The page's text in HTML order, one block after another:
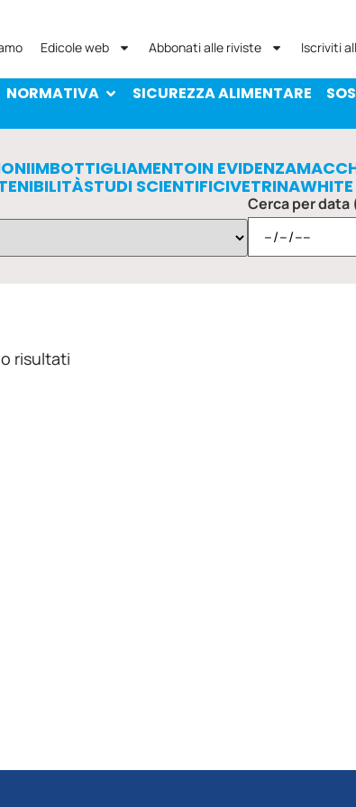
Edicole web Abbonati alle riviste Iscriviti
NORMATIVA SICUREZZA ALIMENTARE
IMBOTTIGLIAMENTOIN EVIDENZA
STUDI SCIENTIFICIVETRINA
Cerca per data
risultati